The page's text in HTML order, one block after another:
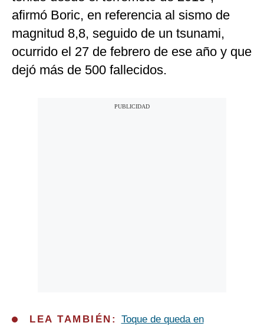
afirmó Boric, en referencia al sismo de
magnitud 8,8, seguido de un tsunami,
ocurrido el 27 de febrero de ese año y que
dejó más de 500 fallecidos.
LEA TAMBIÉN: Toque de queda en